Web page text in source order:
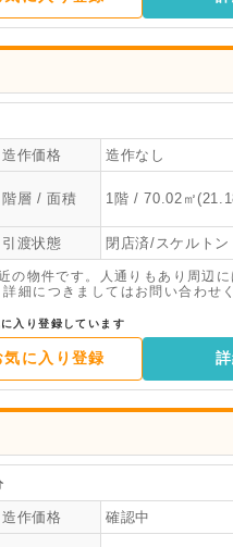
造作価格 造作なし
階層 / 面積 1階 / 70.02㎡
引渡状態 閉店済/スケルトン
物件です。人通りもあり周辺
細につきましてはお問い合わせ
入り登録しています
気に入り登録
造作価格 確認中